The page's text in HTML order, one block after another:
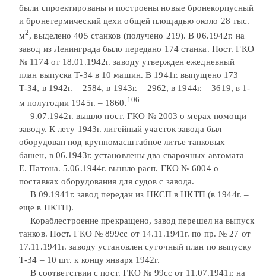
были спроектированы и построены новые бронекорпусный
и бронетермический цехи общей площадью около 28 тыс.
м2, выделено 405 станков (получено 219). В 06.1942г. на
завод из Ленинграда было передано 174 станка. Пост. ГКО
№ 1174 от 18.01.1942г. заводу утвержден ежедневный
план выпуска Т-34 в 10 машин. В 1941г. выпущено 173
Т-34, в 1942г. – 2584, в 1943г. – 2962, в 1944г. – 3619, в 1-
м полугодии 1945г. – 1860.106
9.07.1942г. вышло пост. ГКО № 2003 о мерах помощи
заводу. К лету 1943г. литейный участок завода был
оборудован под крупномасштабное литье танковых
башен, в 06.1943г. установлены два сварочных автомата
Е. Патона. 5.06.1944г. вышло расп. ГКО № 6004 о
поставках оборудования для судов с завода.
В 09.1941г. завод передан из НКСП в НКТП (в 1944г. –
еще в НКТП).
Кораблестроение прекращено, завод перешел на выпуск
танков. Пост. ГКО № 899сс от 14.11.1941г. по пр. № 27 от
17.11.1941г. заводу установлен суточный план по выпуску
Т-34 – 10 шт. к концу января 1942г.
В соответствии с пост. ГКО № 99сс от 11.07.1941г. на